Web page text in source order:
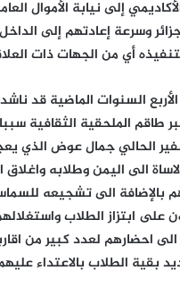
إلى نيابة الأموال
وسرعة إعادتهم إلى
أي من الجهات ذات
السنوات الماضية قد
طاقم الملحقية الثقافية
الحالي جمال عوض الذي
الى اليمن وطلابه
بالإضافة الى تشجيعه
على ابتزاز الطلاب
الى احضارهم لعدد كبير من
بقية الطلاب بالاعتداء